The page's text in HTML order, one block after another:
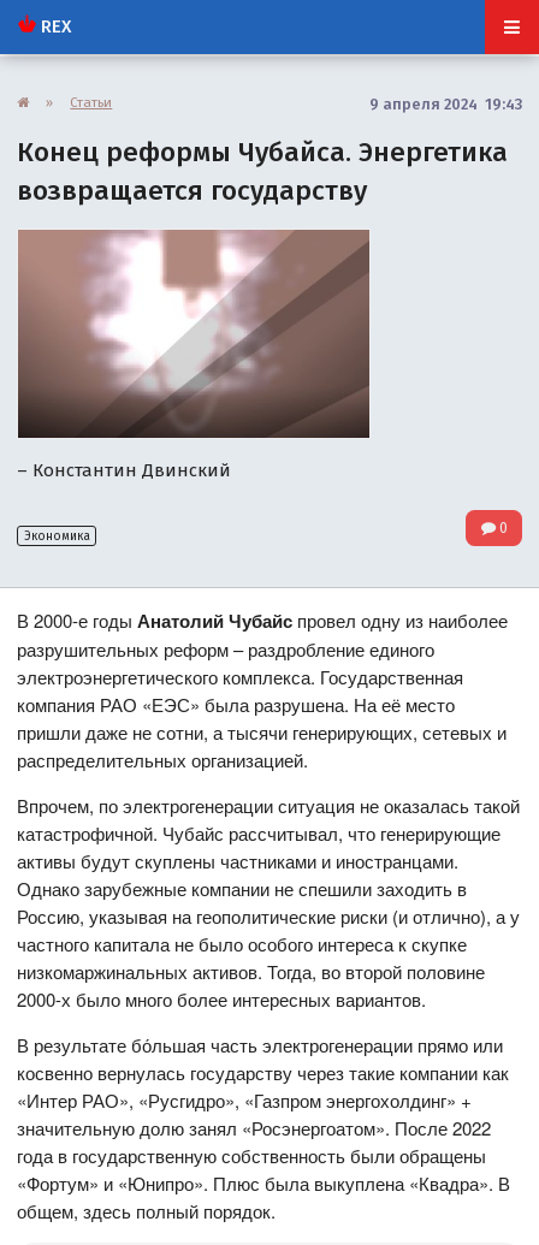
REX
» Статьи 9 апреля 2024 19:43
Конец реформы Чубайса. Энергетика
возвращается государству
– Константин Двинский
Экономика 0
В 2000-е годыАнатолий Чубайс провел одну из наиболее
разрушительных реформ – раздробление единого
электроэнергетического комплекса. Государственная
компания РАО «ЕЭС» была разрушена. На её место
пришли даже не сотни, а тысячи генерирующих, сетевых и
распределительных организацией.
Впрочем, по электрогенерации ситуация не оказалась такой
катастрофичной. Чубайс рассчитывал, что генерирующие
активы будут скуплены частниками и иностранцами.
Однако зарубежные компании не спешили заходить в
Россию, указывая на геополитические риски (и отлично), а у
частного капитала не было особого интереса к скупке
низкомаржинальных активов. Тогда, во второй половине
2000-х было много более интересных вариантов.
В результате бо́льшая часть электрогенерации прямо или
косвенно вернулась государству через такие компании как
«Интер РАО», «Русгидро», «Газпром энергохолдинг» +
значительную долю занял «Росэнергоатом». После 2022
года в государственную собственность были обращены
«Фортум» и «Юнипро». Плюс была выкуплена «Квадра». В
общем, здесь полный порядок.